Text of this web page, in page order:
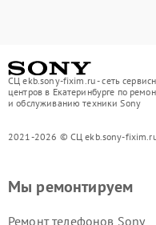
СЦ ekb.sony-fixim.ru - сеть
центров в Екатеринбурге по
и обслуживанию техники Sony
2021-2026 © СЦ ekb.sony-
Мы ремонтируем
Ремонт телефонов Sony